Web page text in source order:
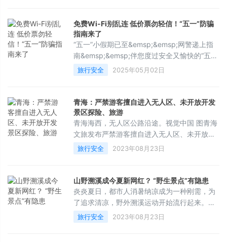
争市场环境，文化和旅游部选取一批典型案
例，现予以公布。&emsp;&emsp;案例一：强
迫游客购买自费项目套票案
&emsp;&emsp;2023年12月，导游高某受黑龙
江
免费Wi-Fi别乱连 低价票勿轻信！“五一”防骗
指南来了
“五一”小假期已至&emsp;&emsp;网警递上指
南&emsp;&emsp;伴您度过安全又愉快的“五
一”&emsp;&emsp;莫蹭“免费Wi-
Fi”&emsp;&emsp;假期出行，蹭一蹭免费Wi-Fi
用这点，通过伪造免费公共Wi-Fi热点用来“钓
鱼”，以窃取个人信息、登录凭据来进行其他恶
意活动。&emsp;&emsp;防骗提醒
&emsp;&emsp;在
旅行安全 2025年05月02日
青海：严禁游客擅自进入无人区、未开放开发
景区探险、旅游
青海海西，无人区公路沿途。视觉中国 图青海
文旅发布严禁游客擅自进入无人区、未开放和
未开发景区开展探险、旅游等活动的公告青海
省地处青藏高原腹地、高寒地区，高山、草
号微弱或无信号，人烟稀少，昼夜温差大，极
端气候多，野外“危险区域”、“无人区”较多，地
形环境复杂。如徒步或驾车进入无人区、未开
放和未开发景区等野外区域将面临难以预判的
风险，随时都会发生缺水、缺氧、迷途
旅行安全 2023年08月23日
山野溯溪成今夏新网红？ “野生景点”有隐患
炎炎夏日，都市人消暑纳凉成为一种刚需，为
了追求清凉，野外溯溪运动开始流行起来。近
日，不少市民驱车前往城市周边的山林小溪
旁，只为寻觅一处纳凉地。在成都人的朋友
旅行安全 2023年08月23日